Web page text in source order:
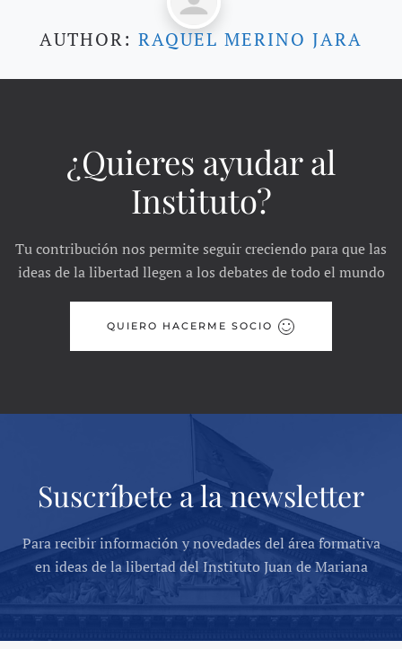
AUTHOR: RAQUEL MERINO JARA
¿Quieres ayudar al
Instituto?
Tu contribución nos permite seguir creciendo para que las
ideas de la libertad llegen a los debates de todo el mundo
QUIERO HACERME SOCIO
Suscríbete a la newsletter
Para recibir información y novedades del área formativa
en ideas de la libertad del Instituto Juan de Mariana